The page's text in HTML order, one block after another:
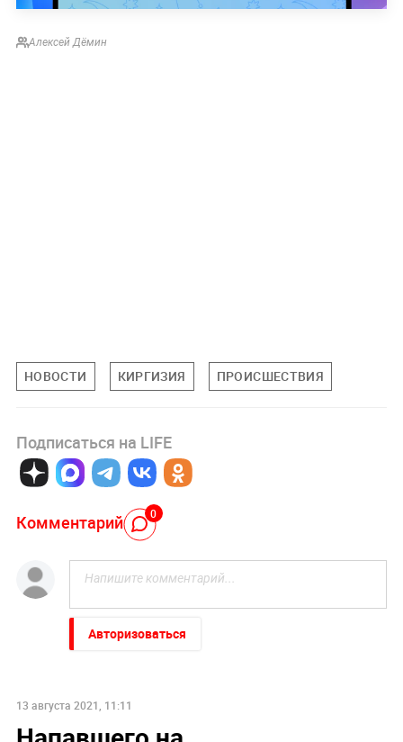
Алексей Дёмин
НОВОСТИ КИРГИЗИЯ ПРОИСШЕСТВИЯ
Подписаться на LIFE
Комментарий 0
Авторизоваться
13 августа 2021, 11:11